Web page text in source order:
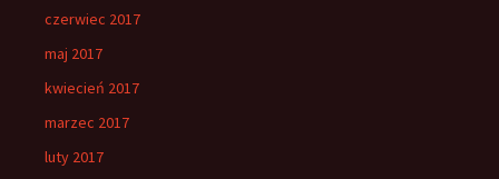
czerwiec 2017
maj 2017
kwiecień 2017
marzec 2017
luty 2017